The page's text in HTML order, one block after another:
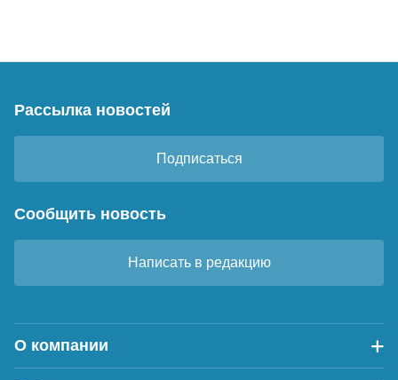
Рассылка новостей
Подписаться
Сообщить новость
Написать в редакцию
О компании